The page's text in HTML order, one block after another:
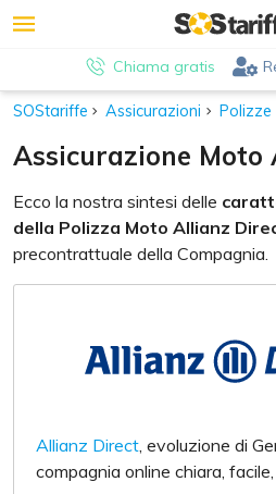
Chiama gratis
SOStariffe Assicurazioni
Assicurazione Moto
Ecco la nostra sintesi delle
della Polizza Moto Allianz
precontrattuale della Compagnia.
Allianz Direct , evoluzione di
compagnia online chiara,